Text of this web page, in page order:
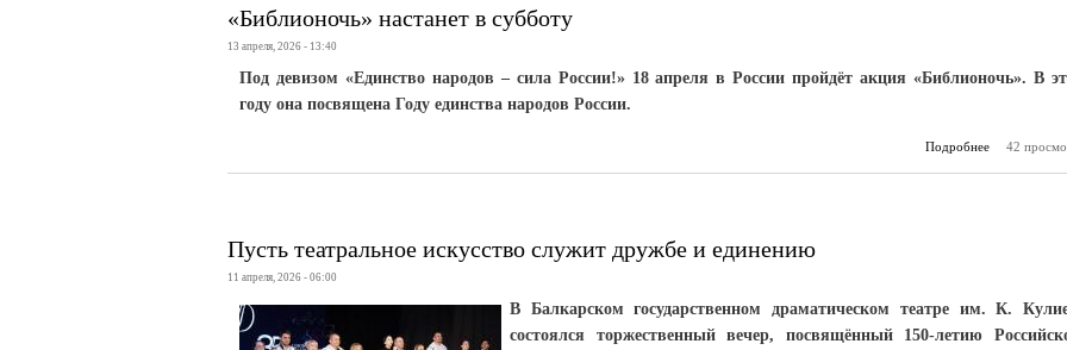
«Библионочь» настанет в субботу
13 апреля, 2026 - 13:40
Под девизом «Единство народов – сила России!» 18 апреля в России пройдёт акция «Библионочь». В
году она посвящена Году единства народов России.
Подробнее
о
42
Пусть театральное искусство служит дружбе и единению
11 апреля, 2026 - 06:00
В Балкарском государственном драматическом театре им. К.
состоялся торжественный вечер, посвящённый 150-летию